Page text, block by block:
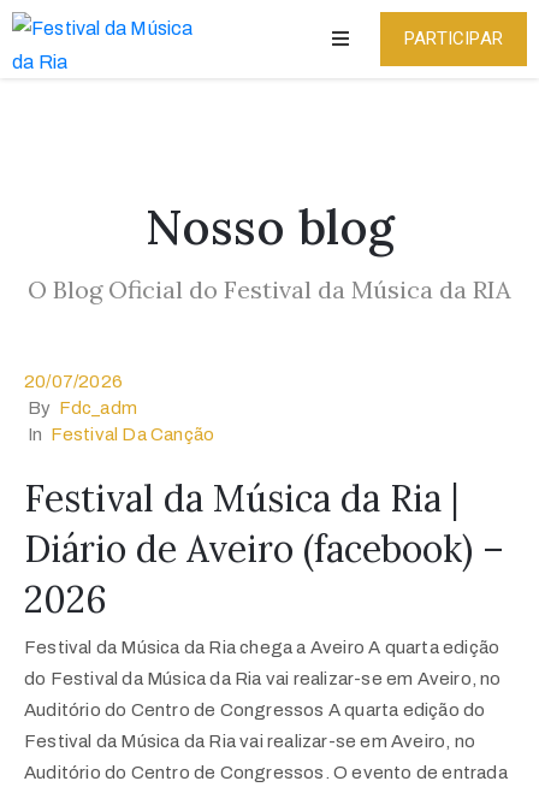
Músicas
Notícias
Contatos
PARTICIPAR
Nosso blog
O Blog Oficial do Festival da Música da RIA
20/07/2026
By Fdc_adm
In Festival Da Canção
Festival da Música da Ria |
Diário de Aveiro (facebook) –
2026
Festival da Música da Ria chega a Aveiro A quarta edição
do Festival da Música da Ria vai realizar-se em Aveiro, no
Auditório do Centro de Congressos A quarta edição do
Festival da Música da Ria vai realizar-se em Aveiro, no
Auditório do Centro de Congressos. O evento de entrada